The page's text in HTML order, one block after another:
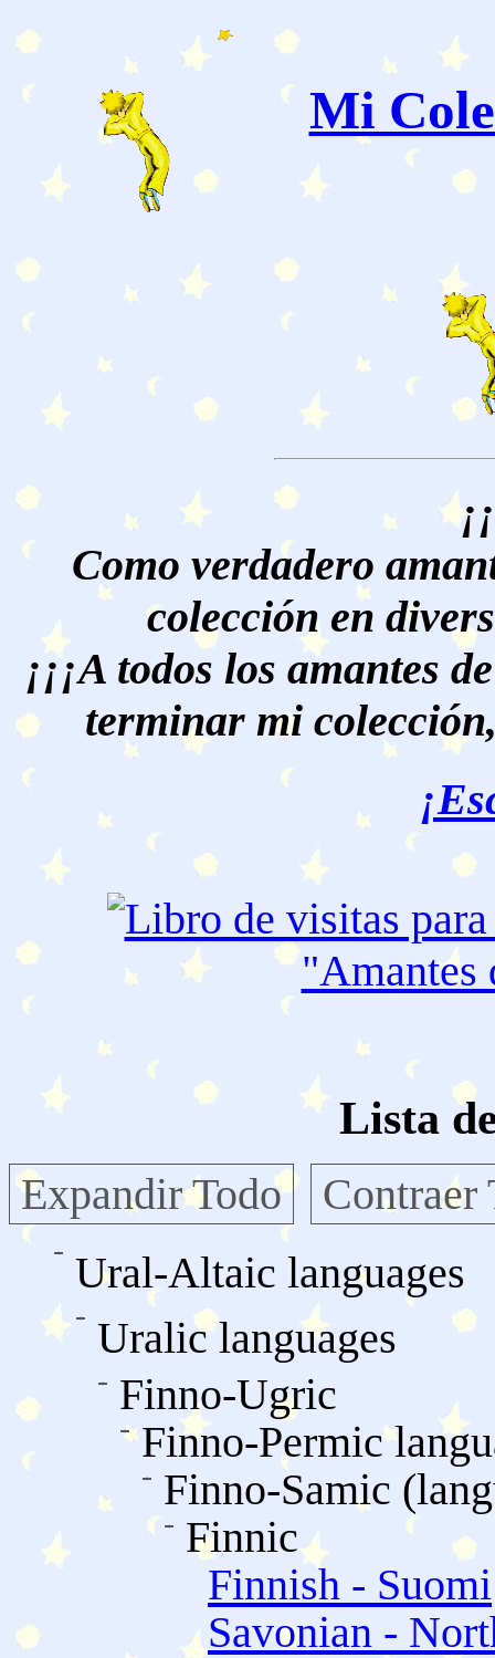
Mi
Como verdadero
colección en
¡¡¡A todos los amantes
terminar mi
"Amantes
Lista
Expandir Todo
Contraer
Ural-Altaic languages
Uralic languages
Finno-Ugric
Finno-Permic
Finno-Samic
Finnic
Finnish - Suomi
Savonian -